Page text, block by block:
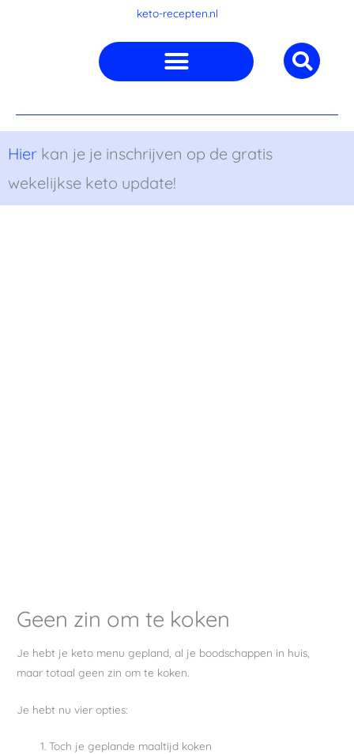
keto-recepten.nl
Hier kan je je inschrijven op de gratis
wekelijkse keto update!
Geen zin om te koken
Je hebt je keto menu gepland, al je boodschappen in huis,
maar totaal geen zin om te koken.
Je hebt nu vier opties:
Toch je geplande maaltijd koken